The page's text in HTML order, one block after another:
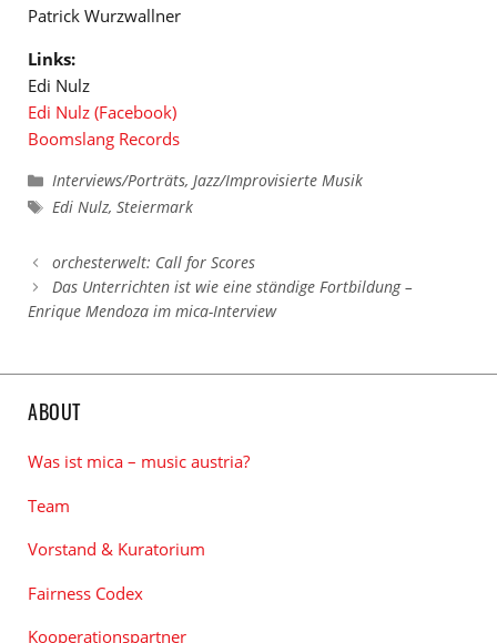
Patrick Wurzwallner
Links:
Edi Nulz
Edi Nulz (Facebook)
Boomslang Records
Kategorien
Interviews/Porträts,Jazz/Improvisierte Musik
Schlagwörter
Edi Nulz,Steiermark
orchesterwelt: Call for Scores
Das Unterrichten ist wie eine ständige Fortbildung –
Enrique Mendoza im mica-Interview
ABOUT
Was ist mica – music austria?
Team
Vorstand & Kuratorium
Fairness Codex
Kooperationspartner